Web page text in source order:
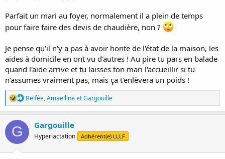
Parfait un mari au foyer, normalement il a plein de temps
pour faire faire des devis de chaudière, non ?
Je pense qu'il n'y a pas à avoir honte de l'état de la maison, les
aides à domicile en ont vu d'autres ! Au pire tu pars en balade
quand l'aide arrive et tu laisses ton mari l'accueillir si tu
n'assumes vraiment pas, mais ça t'enlèvera un poids !
R
é
a
c
n
Belfée,AmaellineetGargouille
G Gargouille
Hyperlactation Adhérent(e) LLLF